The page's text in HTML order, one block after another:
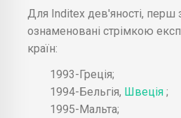
Для Inditex дев'яності, перш
ознаменовані стрімкою
країн:
1993-Греція;
1994-Бельгія, Швеція ;
1995-Мальта;